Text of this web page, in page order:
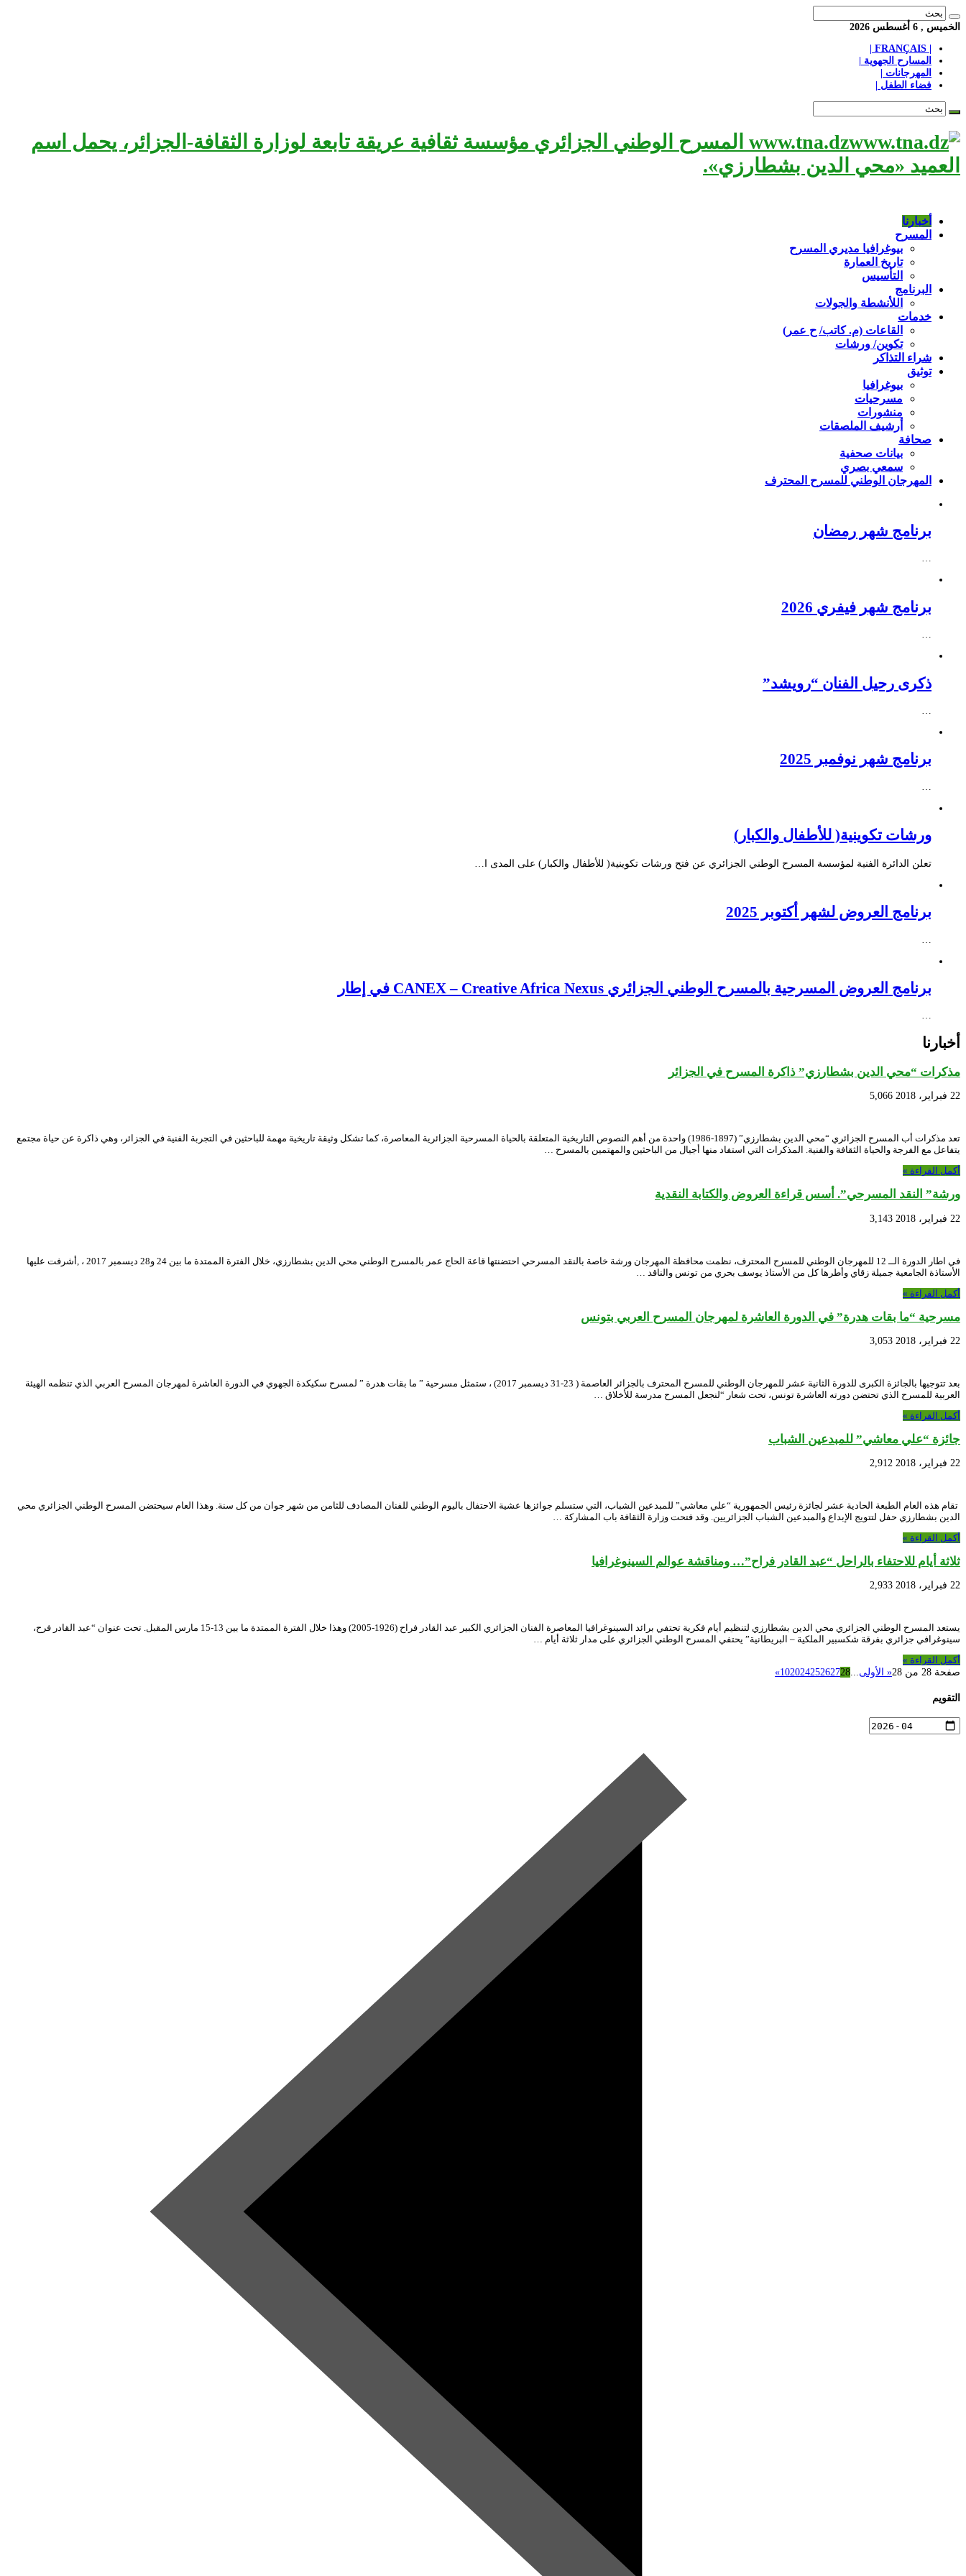
الخميس , 6 أغسطس 2026
المسارح الجهوية |
المهرجانات |
فضاء الطفل |
www.tna.dz المسرح الوطني الجزائري مؤسسة ثقافية عريقة تابعة لوزارة الثقافة-الجزائر، يحمل اسم
العميد «محي الدين بشطارزي».
أخبارنا
المسرح
بيوغرافيا مديري المسرح
تاريخ العمارة
التأسيس
البرنامج
اللأنشطة والجولات
خدمات
القاعات (م. كاتب/ ح عمر)
تكوين/ ورشات
شراء التذاكر
توثيق
بيوغرافيا
مسرحيات
منشورات
أرشيف الملصقات
صحافة
بيانات صحفية
سمعي بصري
المهرجان الوطني للمسرح المحترف
برنامج شهر رمضان
…
برنامج شهر فيفري 2026
…
ذكرى رحيل الفنان “رويشد”
…
برنامج شهر نوفمبر 2025
ورشات تكوينية( للأطفال والكبار)
تعلن الدائرة الفنية لمؤسسة المسرح الوطني الجزائري عن فتح ورشات تكوينية( للأطفال والكبار) على المدى ا…
برنامج العروض لشهر أكتوبر 2025
برنامج العروض المسرحية بالمسرح الوطني الجزائري CANEX – Creative Africa Nexus في إطار
…
أخبارنا
مذكرات “محي الدين بشطارزي” ذاكرة المسرح في الجزائر
22 فبراير، 2018 5,066
تعد مذكرات أب المسرح الجزائري “محي الدين بشطارزي” (1897-1986) واحدة من أهم النصوص التاريخية المتعلقة بالحياة المسرحية الجزائرية المعاصرة، كما تشكل وثيقة تاريخية مهمة للباحثين في التجربة الفنية في الجزائر، وهي ذاكرة عن حياة مجتمع
يتفاعل مع الفرجة والحياة الثقافة والفنية. المذكرات التي استفاد منها أجيال من الباحثين والمهتمين بالمسرح …
أكمل القراءة »
ورشة” النقد المسرحي”. أسس قراءة العروض والكتابة النقدية
22 فبراير، 2018 3,143
في اطار الدورة الــ 12 للمهرجان الوطني للمسرح المحترف، نظمت محافظة المهرجان ورشة خاصة بالنقد المسرحي احتضنتها قاعة الحاج عمر بالمسرح الوطني محي الدين بشطارزي، خلال الفترة الممتدة ما بين 24 و28 ديسمبر 2017 ، ,أشرفت عليها
الأستاذة الجامعية جميلة زقاي وأطرها كل من الأستاذ يوسف بحري من تونس والناقد …
أكمل القراءة »
مسرحية “ما بقات هدرة” في الدورة العاشرة لمهرجان المسرح العربي بتونس
22 فبراير، 2018 3,053
بعد تتوجيها بالجائزة الكبرى للدورة الثانية عشر للمهرجان الوطني للمسرح المحترف بالجزائر العاصمة ( 23-31 ديسمبر 2017) ، ستمثل مسرحية ” ما بقات هدرة ” لمسرح سكيكدة الجهوي في الدورة العاشرة لمهرجان المسرح العربي الذي تنظمه الهيئة
العربية للمسرح الذي تحتضن دورته العاشرة تونس، تحت شعار “لنجعل المسرح مدرسة للأخلاق …
أكمل القراءة »
جائزة “علي معاشي” للمبدعين الشباب
22 فبراير، 2018 2,912
تقام هذه العام الطبعة الحادية عشر لجائزة رئيس الجمهورية “علي معاشي” للمبدعين الشباب، التي ستسلم جوائزها عشية الاحتفال باليوم الوطني للفنان المصادف للثامن من شهر جوان من كل سنة. وهذا العام سيحتضن المسرح الوطني الجزائري محي
الدين بشطارزي حفل لتتويج الإبداع والمبدعين الشباب الجزائريين. وقد فتحت وزارة الثقافة باب المشاركة …
أكمل القراءة »
ثلاثة أيام للاحتفاء بالراحل “عبد القادر فراح”… ومناقشة عوالم السينوغرافيا
22 فبراير، 2018 2,933
يستعد المسرح الوطني الجزائري محي الدين بشطارزي لتنظيم أيام فكرية تحتفي برائد السينوغرافيا المعاصرة الفنان الجزائري الكبير عبد القادر فراح (1926-2005) وهذا خلال الفترة الممتدة ما بين 13-15 مارس المقبل. تحت عنوان “عبد القادر فرح،
سينوغرافي جزائري بفرقة شكسبير الملكية – البريطانية” يحتفي المسرح الوطني الجزائري على مدار ثلاثة أيام …
أكمل القراءة »
صفحة 28 من 28
« الأولى...
10202425262728
»
التقويم